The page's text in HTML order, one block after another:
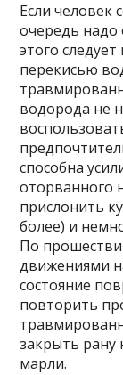
Если человек
очередь надо
этого
перекисью
водорода не
способна
оторванного
прислонить
более) и
По
движениями
состояние
повторить
закрыть рану
марли.